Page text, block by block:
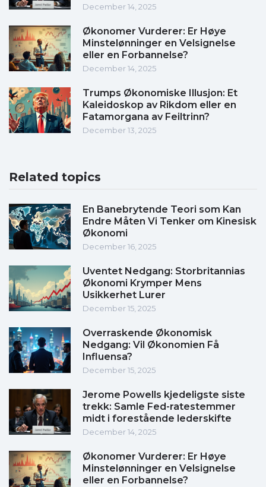
December 14, 2025
Økonomer Vurderer: Er Høye
Minstelønninger en Velsignelse
eller en Forbannelse?
December 14, 2025
Trumps Økonomiske Illusjon: Et
Kaleidoskop av Rikdom eller en
Fatamorgana av Feiltrinn?
December 13, 2025
Related topics
En Banebrytende Teori som Kan
Endre Måten Vi Tenker om Kinesisk
Økonomi
December 16, 2025
Uventet Nedgang: Storbritannias
Økonomi Krymper Mens
Usikkerhet Lurer
December 15, 2025
Overraskende Økonomisk
Nedgang: Vil Økonomien Få
Influensa?
December 15, 2025
Jerome Powells kjedeligste siste
trekk: Samle Fed-ratestemmer
midt i forestående lederskifte
December 14, 2025
Økonomer Vurderer: Er Høye
Minstelønninger en Velsignelse
eller en Forbannelse?